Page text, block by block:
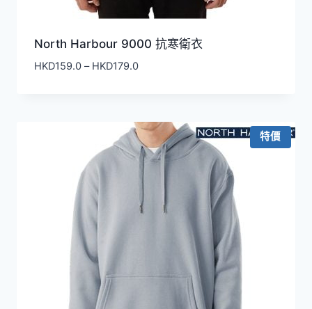
North Harbour 9000 抗寒衛衣
HKD159.0 – HKD179.0價
HKD159.0
到
HKD179.0
特價